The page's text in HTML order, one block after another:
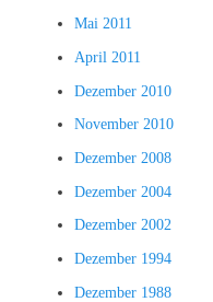
Mai 2011
April 2011
Dezember 2010
November 2010
Dezember 2008
Dezember 2004
Dezember 2002
Dezember 1994
Dezember 1988